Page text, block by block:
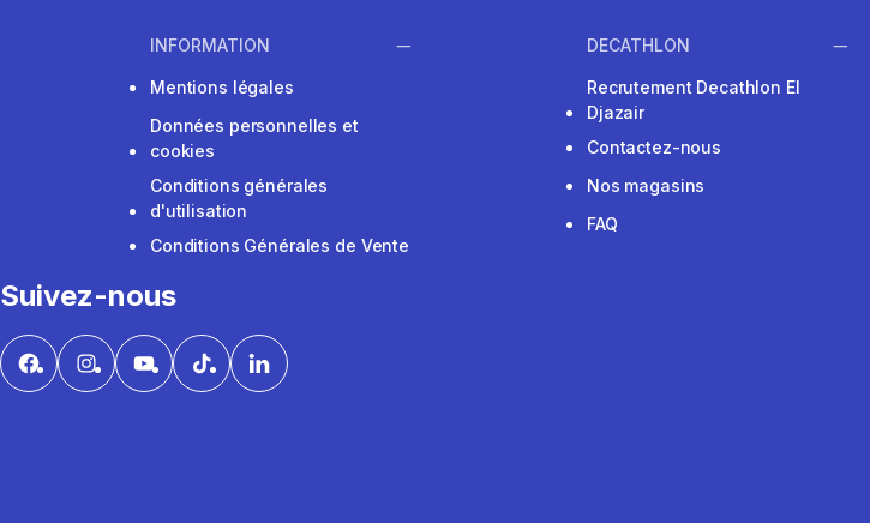
INFORMATION
Mentions légales
Données personnelles et
cookies
Conditions générales
d'utilisation
Conditions Générales de Vente
DECATHLON
Recrutement Decathlon El
Djazair
Contactez-nous
Nos magasins
FAQ
Suivez-nous